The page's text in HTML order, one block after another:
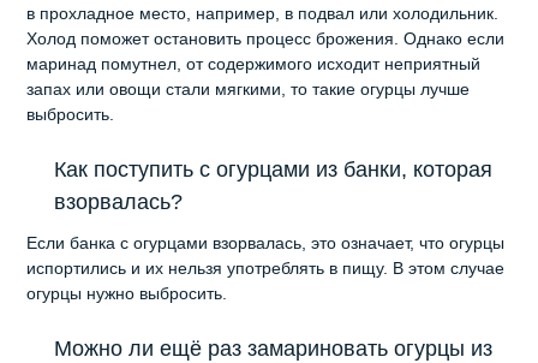
в прохладное место, например, в подвал или холодильник.
Холод поможет остановить процесс брожения. Однако если
маринад помутнел, от содержимого исходит неприятный
запах или овощи стали мягкими, то такие огурцы лучше
выбросить.
Как поступить с огурцами из банки, которая
взорвалась?
Если банка с огурцами взорвалась, это означает, что огурцы
испортились и их нельзя употреблять в пищу. В этом случае
огурцы нужно выбросить.
Можно ли ещё раз замариновать огурцы из